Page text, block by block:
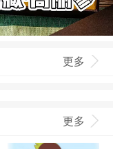
更多
更多